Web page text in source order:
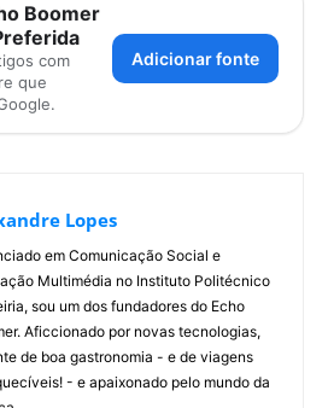
Boomer
com
que
Adicionar fonte
Lopes
em Comunicação Social e
Multimédia no Instituto Politécnico
sou um dos fundadores do Echo
Aficcionado por novas tecnologias,
de boa gastronomia - e de viagens
- e apaixonado pelo mundo da